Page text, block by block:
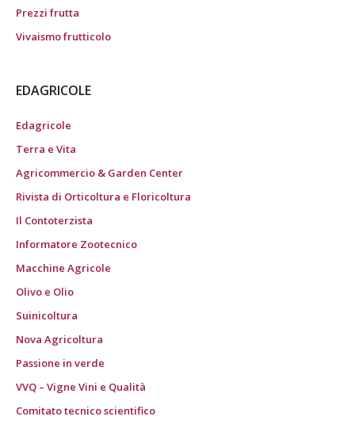
Prezzi frutta
Vivaismo frutticolo
EDAGRICOLE
Edagricole
Terra e Vita
Agricommercio & Garden Center
Rivista di Orticoltura e Floricoltura
Il Contoterzista
Informatore Zootecnico
Macchine Agricole
Olivo e Olio
Suinicoltura
Nova Agricoltura
Passione in verde
VVQ – Vigne Vini e Qualità
Comitato tecnico scientifico